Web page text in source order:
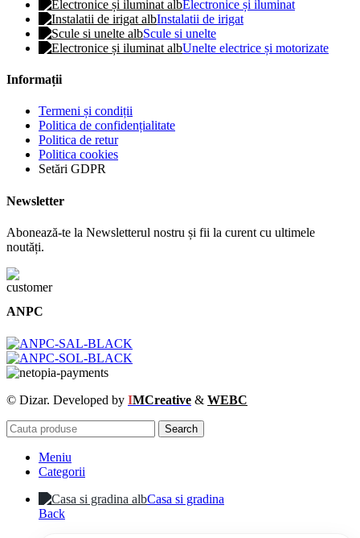
Electronice și iluminat
Instalatii de irigat
Scule si unelte
Unelte electrice și motorizate
Informații
Termeni și condiții
Politica de confidențialitate
Politica de retur
Politica cookies
Setări GDPR
Newsletter
Abonează-te la Newsletterul nostru și fii la curent cu ultimele
noutăți.
ANPC
© Dizar. Developed by IMCreative & WEBC
Search
Meniu
Categorii
Casa si gradina
Back